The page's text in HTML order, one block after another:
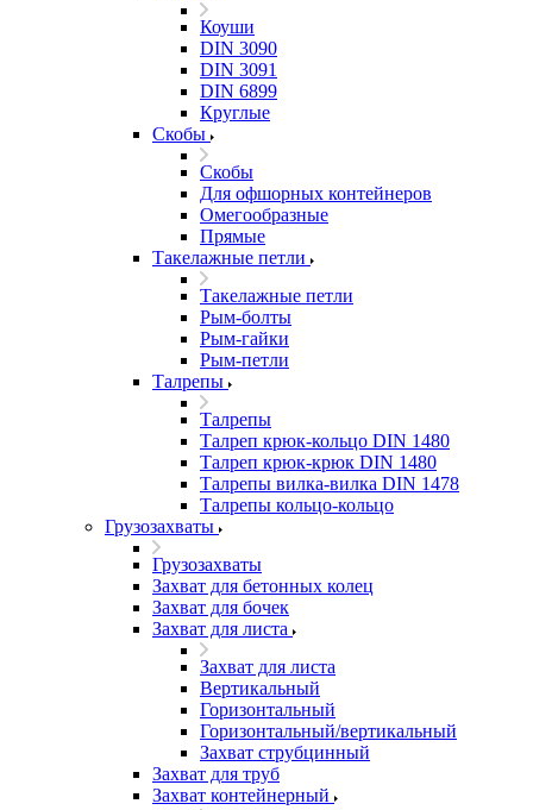
Коуши
DIN 3090
DIN 3091
DIN 6899
Круглые
Скобы
Скобы
Для офшорных контейнеров
Омегообразные
Прямые
Такелажные петли
Такелажные петли
Рым-болты
Рым-гайки
Рым-петли
Талрепы
Талрепы
Талреп крюк-кольцо DIN 1480
Талреп крюк-крюк DIN 1480
Талрепы вилка-вилка DIN 1478
Талрепы кольцо-кольцо
Грузозахваты
Грузозахваты
Захват для бетонных колец
Захват для бочек
Захват для листа
Захват для листа
Вертикальный
Горизонтальный
Горизонтальный/вертикальный
Захват струбцинный
Захват для труб
Захват контейнерный